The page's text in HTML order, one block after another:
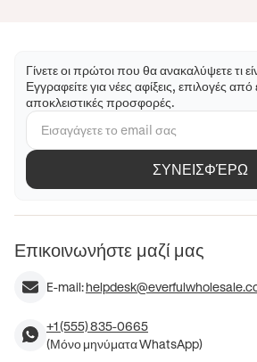
Γίνετε οι πρώτοι που θα ανακαλύψετε τι
Εγγραφείτε για νέες αφίξεις, επιλογές από
αποκλειστικές προσφορές.
ΣΥΝΕΙΣΦΈΡΩ
Επικοινωνήστε μαζί μας
E-mail:
+1 (555) 835-0665
(Μόνο μηνύματα WhatsApp)